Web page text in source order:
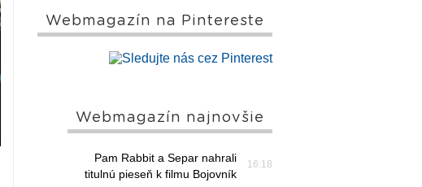
Webmagazín na Pintereste
Webmagazín najnovšie
16:18
Pam Rabbit a Separ nahrali
titulnú pieseň k filmu Bojovník